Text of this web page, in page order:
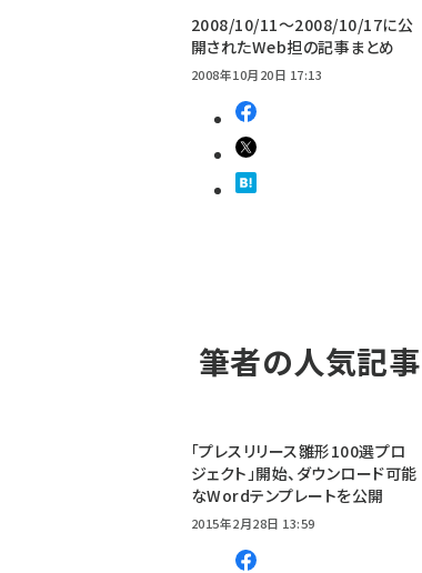
2008/10/11～2008/10/17に公
開されたWeb担の記事まとめ
2008年10月20日 17:13
筆者の人気記事
「プレスリリース雛形100選プロ
ジェクト」開始、ダウンロード可能
なWordテンプレートを公開
2015年2月28日 13:59